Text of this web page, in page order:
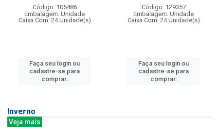
Código: 106486
Embalagem: Unidade
Caixa Com: 24 Unidade(s)
Faça seu login ou
cadastre-se para
comprar.
Código: 129357
Embalagem: Unidade
Caixa Com: 24 Unidade(s)
Faça seu login ou
cadastre-se para
comprar.
Inverno
Veja mais